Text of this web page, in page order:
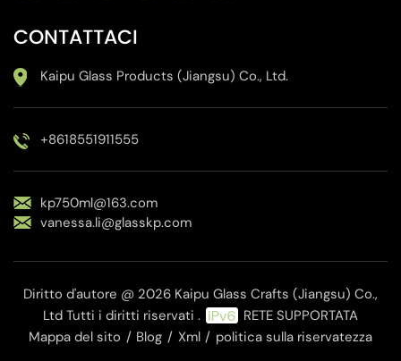
CONTATTACI
Kaipu Glass Products (Jiangsu) Co., Ltd.
+8618551911555
kp750ml@163.com
vanessa.li@glasskp.com
Diritto d'autore @ 2026 Kaipu Glass Crafts (Jiangsu) Co.,
Ltd Tutti i diritti riservati .
RETE SUPPORTATA
Mappa del sito / Blog / Xml / politica sulla riservatezza